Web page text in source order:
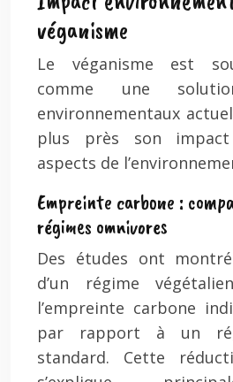
véganisme
Le véganisme est
comme une
environnementaux
plus près son
aspects de
Empreinte carbone :
régimes omnivores
Des études ont
d’un régime
l’empreinte carbone
par rapport à un
standard. Cette